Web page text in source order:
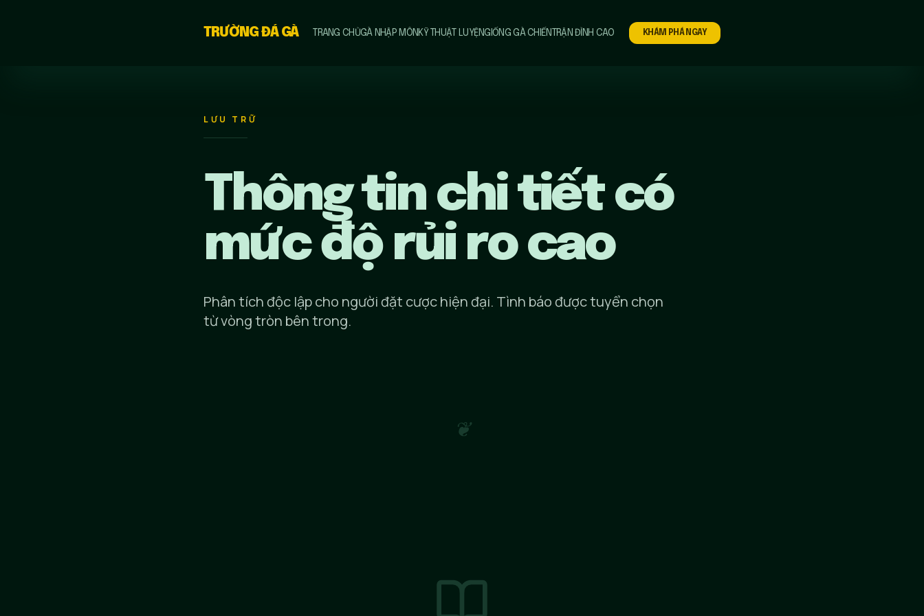
TRƯỜNG ĐÁ GÀ TRANG CHỦGÀ NHẬP MÔN KỸ THUẬT LUYỆNGIỐNG GÀ CHIẾN TRẬN ĐỈNH CAO KHÁM PHÁ NGAY
LƯU TRỮ
Thông tin chi tiết có
mức độ rủi ro cao
Phân tích độc lập cho người đặt cược hiện đại. Tình báo được tuyển chọn
từ vòng tròn bên trong.
❦